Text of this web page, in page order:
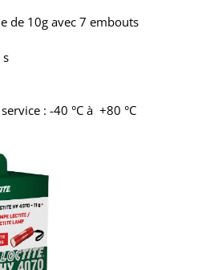
de 10g avec 7 embouts
s
: -40 °C à +80 °C